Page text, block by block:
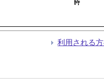
利用される